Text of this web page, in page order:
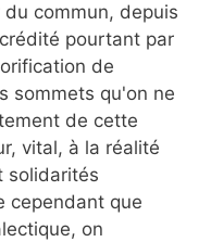
commun, depuis
pourtant par
de
sommets qu'on ne
de cette
vital, à la réalité
solidarités
cependant que
on